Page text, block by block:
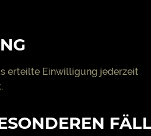
erteilte Einwilligung jederzeit